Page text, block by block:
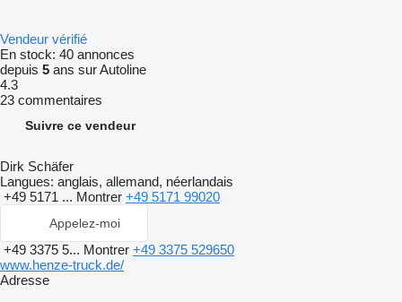
Vendeur vérifié
En stock: 40 annonces
depuis 5 ans sur Autoline
4.3
23 commentaires
Suivre ce vendeur
Dirk Schäfer
Langues: anglais, allemand, néerlandais
+49 5171 ... Montrer +49 5171 99020
Appelez-moi
+49 3375 5... Montrer +49 3375 529650
www.henze-truck.de/
Adresse